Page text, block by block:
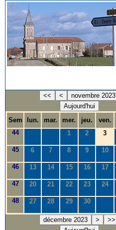
<< <
novembre 2023
Aujourd'hui
Sem
lun. mar. mer. jeu. ven.
44
1 2 3
45 6 7 8 9 10
46 13 14 15 16 17
47 20 21 22 23 24
48 27 28 29 30
décembre 2023 >
>>